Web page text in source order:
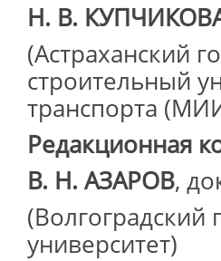
Н. В.
(Астраханский
строительный
транспорта
Редакционная
В. Н. АЗАРОВ,
(Волгоградский
университет)